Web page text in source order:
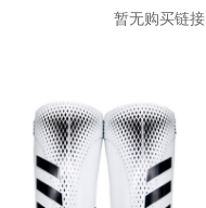
暂无购买链接